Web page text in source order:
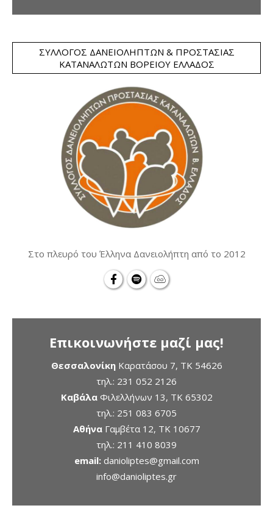
ΣΎΛΛΟΓΟΣ ΔΑΝΕΙΟΛΗΠΤΏΝ & ΠΡΟΣΤΑΣΊΑΣ
ΚΑΤΑΝΑΛΩΤΏΝ ΒΟΡΕΊΟΥ ΕΛΛΆΔΟΣ
Στο πλευρό του Έλληνα Δανειολήπτη από το 2012
Επικοινωνήστε μαζί μας!
ΘεσσαλονίκηΚαρατάσου 7, TK 54626
τηλ.: 231 052 2126
ΚαβάλαΦιλελλήνων 13, ΤΚ 65302
τηλ.: 251 083 6705
ΑθήναΓαμβέτα 12, ΤΚ 10677
τηλ.: 211 410 8039
email: danioliptes@gmail.com
info@danioliptes.gr